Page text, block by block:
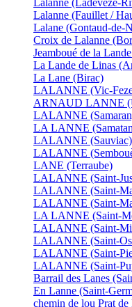
Lalanne (Ladevèze-
Lalanne (Fauillet /
Lalane (Gontaud-de-
Croix de Lalanne
Jeamboué de la
La Lande de Linas
La Lane (Birac)
LALANNE (Vic-
ARNAUD LANNE
LALANNE
LA LANNE
LALANNE (Sauviac)
LALANNE
LANE (Terraube)
LALANNE (Saint-
LALANNE (Saint-
LALANNE (Saint-
LA LANNE (Saint-
LALANNE (Saint-
LALANNE (Saint-
LALANNE (Saint-
LALANNE (Saint-
Barrail des Lanes
En Lanne (Saint-
chemin de lou Prat de